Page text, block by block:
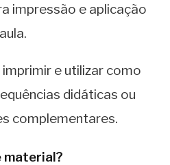
impressão e aplicação
e utilizar como
didáticas ou
complementares.
material?